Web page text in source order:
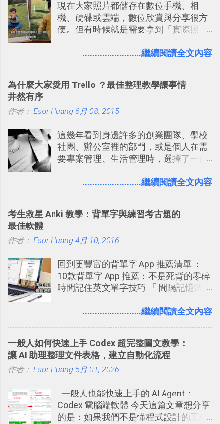
戶 。 2017/3 新增 ： Sortd for Slack：
改造 Slack 討論串介面變成專案任務排
程看板
規劃自助旅行路線！ Google 「我的地
圖」在規劃自助旅行路線時可以解決許
多問題： 國外地點名稱地址常常難懂，
稱。 在規劃路線之外，自訂地圖還能補
時帶來好心情，二方面事後就是最好的
享合作，讓彼此都能在手機上查看這次
現在大家照片都儲存在數位手機、相
機、硬碟或雲端，數位欣賞與分享很方
便。但有時候就是需要拿到「實際照
要製作家庭相框 用照片來當小禮物 把照
片？而且最好能不花時間、立即拿到、
（或是沒有好的印表機），又不想跑照
提供了印照片的服務 ，而且價格不貴，
可以立即拿到，操作流程也十分簡單。
之前我在電腦玩物分享過：「 不需買印
方便教學 」。這篇文章則從印照片出
........................繼續閱讀全文內容
為什麼大家愛用 Trello ？最佳整理教學讓事情
井然有序
作者： Esor Huang 6月 08, 2015
這幾年看到身邊許多的創業團隊、學校
社團、辦公室裡的部門，或是個人在需
要專案管理、生活管理時，選擇了一個
一個什麼樣的管理工具，讓這麼多人都
念」的管理教學文章： 把 Evernote 當
Google Drive 變身 Trello ！幫雲端硬碟
著 Trello ，卻還沒有在電腦玩物上寫過
一篇完整的介紹！雖然錯過了幾年前第
一時間推薦 Trello 的時機，但在這段時
澱自己的使用方法，歸納出「 為什麼值
學。 2015/6/13 新增： 免費專案管理軟
體推薦！困難計畫簡單管理 13 種工具
2016 年新增 ： 如何將 Trello 切換到繁
2016/7/7 新增 ： 如何活用 Trello 記
帳？我的理財計畫心得與看板範本
2016/7/13 新增： 如何將網頁資料快速
........................繼續閱讀全文內容
考生救星 Anki 教學：背單字與練習考古題的
最佳軟體
作者： Esor Huang 4月 10, 2016
回到更豐富的背單字 App 推薦清單 ：
10款背單字 App 推薦：不是死背的零碎
時間記住英文單字技巧 「 間隔記憶法
短期記憶變成長期記憶。 舉例來說我今
強；然後下次快要忘記可能變成相隔一
個禮拜，這時再次複習，就能把記憶強
化，讓記憶延長到可能半個月；那時候
來一個月的記憶長度！就這樣反覆慢慢
拉長時間練習，就能讓一個東西成為腦
海中更深刻的記憶。 問題是，當我們一
........................繼續閱讀全文內容
一般人如何快速上手 Codex 超完整圖文教學：
讓 AI 助理整理文件表格，建立自動化流程
作者： Esor Huang 5月 01, 2026
一般人也能快速上手的 AI Agent：
Codex 電腦端軟體 今天這篇文章想分享
的是：如果我們不是懂程式設計的工程